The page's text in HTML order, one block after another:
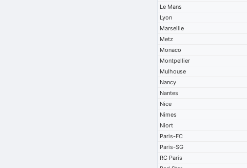
Le Mans
Lyon
Marseille
Metz
Monaco
Montpellier
Mulhouse
Nancy
Nantes
Nice
Nimes
Niort
Paris-FC
Paris-SG
RC Paris